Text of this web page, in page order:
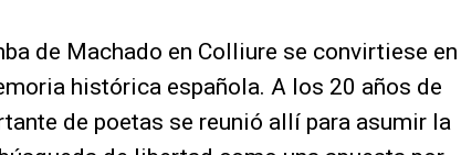
de Machado en Colliure se convirtiese en
histórica española. A los 20 años de
de poetas se reunió allí para asumir la